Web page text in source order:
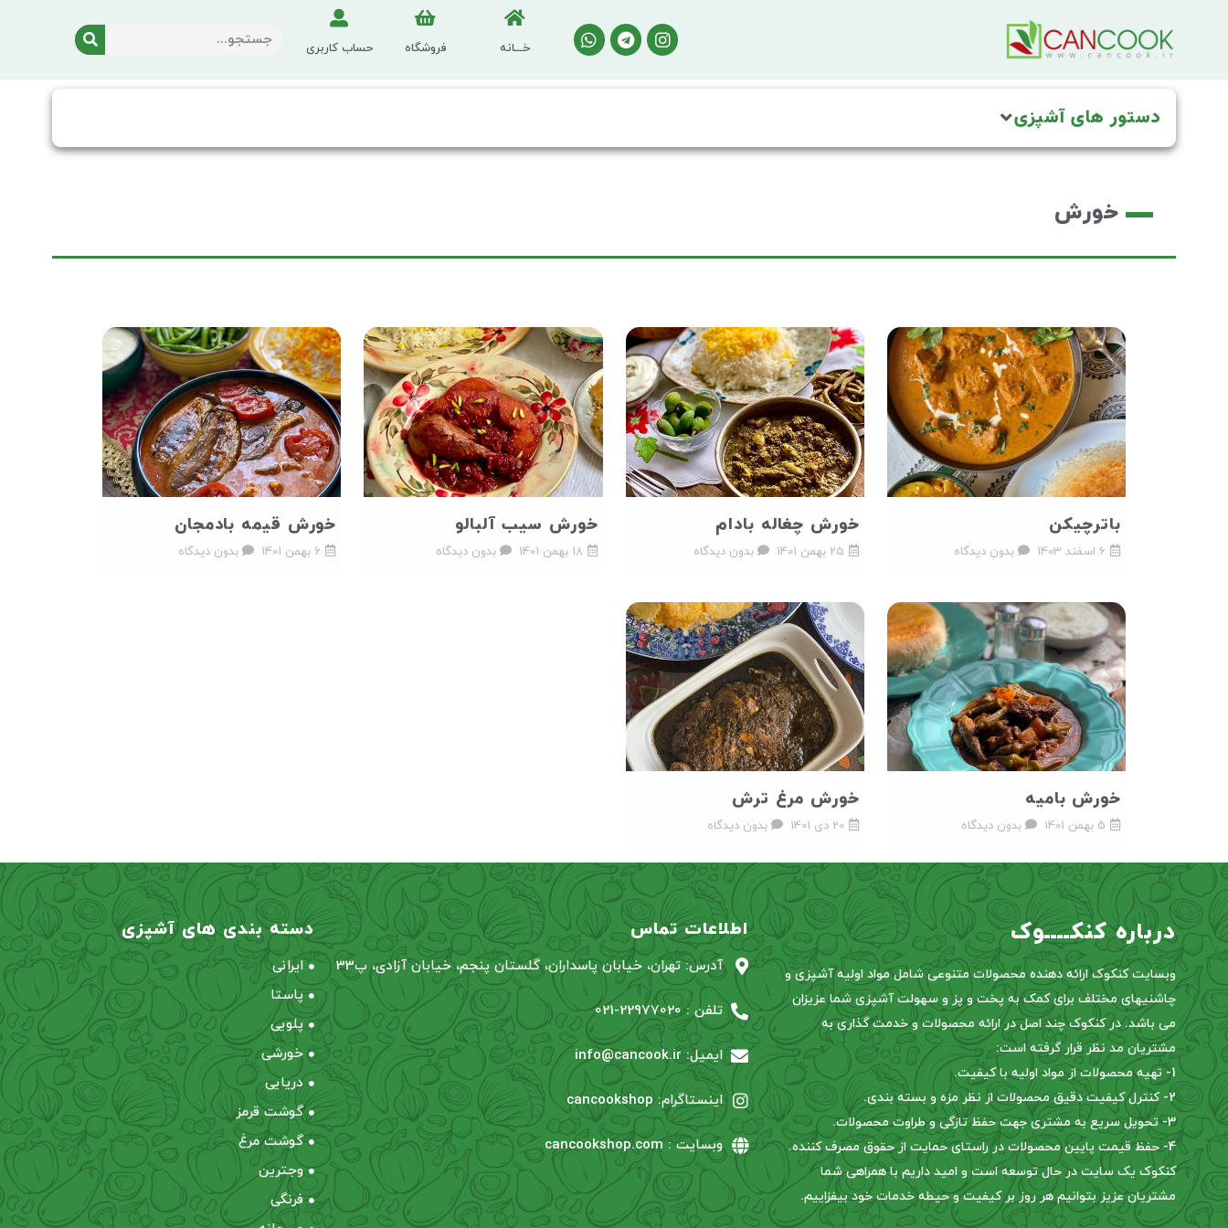
خـــانه فروشگاه حساب کاربری
دستور های آشپزی
خورش
باترچیکن
6 اسفند 1403 بدون دیدگاه
خورش چغاله بادام
25 بهمن 1401 بدون دیدگاه
خورش سیب آلبالو
18 بهمن 1401 بدون دیدگاه
خورش قیمه بادمجان
6 بهمن 1401 بدون دیدگاه
خورش بامیه
5 بهمن 1401 بدون دیدگاه
خورش مرغ ترش
20 دی 1401 بدون دیدگاه
درباره کنکــــوک
وبسایت کنکوک ارائه دهنده محصولات متنوعی شامل مواد اولیه آشپزی و
چاشنیهای مختلف برای کمک به پخت و پز و سهولت آشپزی شما عزیزان
می باشد. در کنکوک چند اصل در ارائه محصولات و خدمت گذاری به
مشتریان مد نظر قرار گرفته است:
1- تهیه محصولات از مواد اولیه با کیفیت.
2- کنترل کیفیت دقیق محصولات از نظر مزه و بسته بندی.
3- تحویل سریع به مشتری جهت حفظ تازگی و طراوت محصولات.
4- حفظ قیمت پایین محصولات در راستای حمایت از حقوق مصرف کننده.
کنکوک یک سایت در حال توسعه است و امید داریم با همراهی شما
مشتریان عزیز بتوانیم هر روز بر کیفیت و حیطه خدمات خود بیفزاییم.
اطلاعات تماس
آدرس: تهران، خیابان پاسداران، گلستان پنجم، خیابان آزادی، پ33
تلفن : 22977020-021
ایمیل: info@cancook.ir
اینستاگرام: cancookshop
وبسایت : cancookshop.com
دسته بندی های آشپزی
ایرانی
پاستا
پلویی
خورشی
دریایی
گوشت قرمز
گوشت مرغ
وجترین
فرنگی